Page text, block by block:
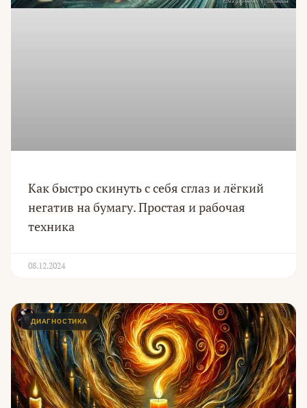
Как быстро скинуть с себя сглаз и лёгкий
негатив на бумагу. Простая и рабочая
техника
08.12.2024
ДИАГНОСТИКА